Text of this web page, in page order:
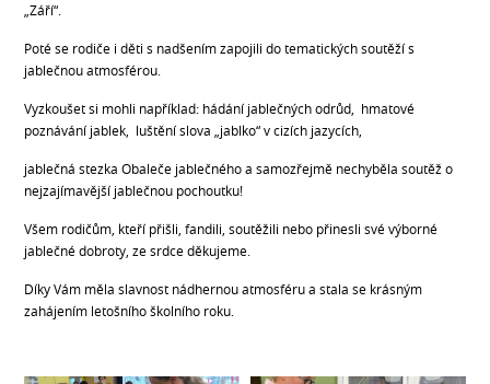
„Září“.
Poté se rodiče i děti s nadšením zapojili do tematických soutěží s
jablečnou atmosférou.
Vyzkoušet si mohli například: hádání jablečných odrůd, hmatové
poznávání jablek, luštění slova „jablko“ v cizích jazycích,
jablečná stezka Obaleče jablečného a samozřejmě nechyběla soutěž o
nejzajímavější jablečnou pochoutku!
Všem rodičům, kteří přišli, fandili, soutěžili nebo přinesli své výborné
jablečné dobroty, ze srdce děkujeme.
Díky Vám měla slavnost nádhernou atmosféru a stala se krásným
zahájením letošního školního roku.